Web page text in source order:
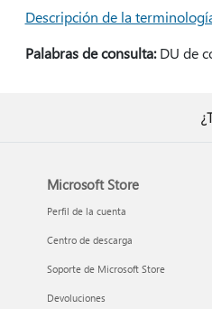
Descripción de la
Palabras de consulta:DU de
Microsoft Store
Perfil de la cuenta
Centro de descarga
Soporte de Microsoft Store
Devoluciones